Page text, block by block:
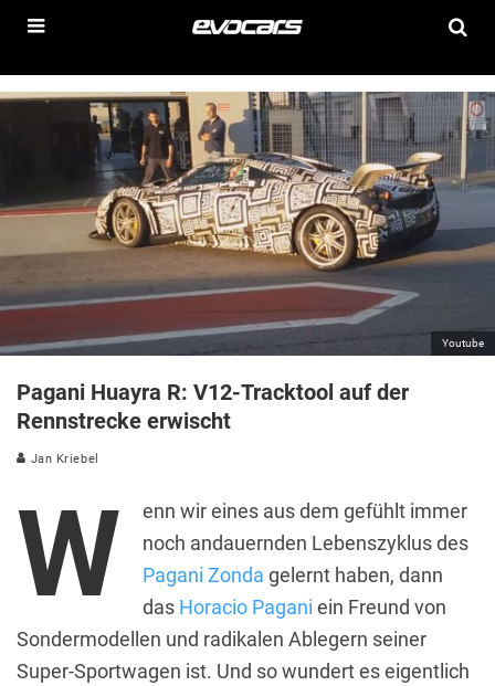
Youtube
Pagani Huayra R: V12-Tracktool auf der
Rennstrecke erwischt
Jan Kriebel
W
enn wir eines aus dem gefühlt immer
noch andauernden Lebenszyklus des
Pagani Zonda gelernt haben, dann
das Horacio Pagani ein Freund von
Sondermodellen und radikalen Ablegern seiner
Super-Sportwagen ist. Und so wundert es eigentlich